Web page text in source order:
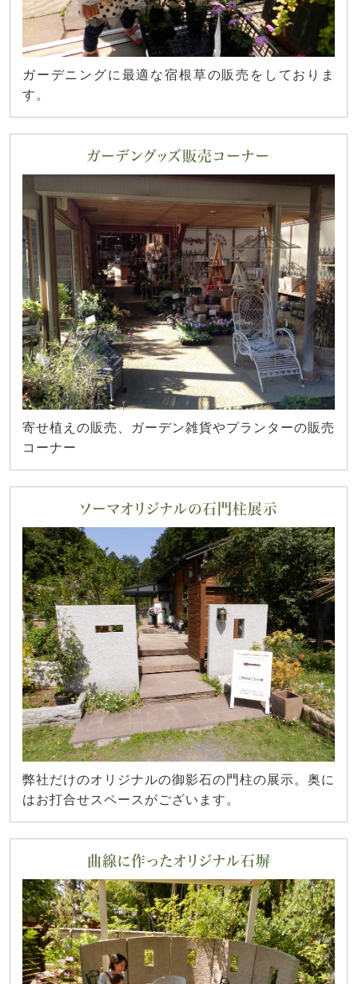
ガーデニングに最適な宿根草の販売をしておりま
す。
ガーデングッズ販売コーナー
寄せ植えの販売、ガーデン雑貨やプランターの販売
コーナー
ソーマオリジナルの石門柱展示
弊社だけのオリジナルの御影石の門柱の展示。奥に
はお打合せスペースがございます。
曲線に作ったオリジナル石塀